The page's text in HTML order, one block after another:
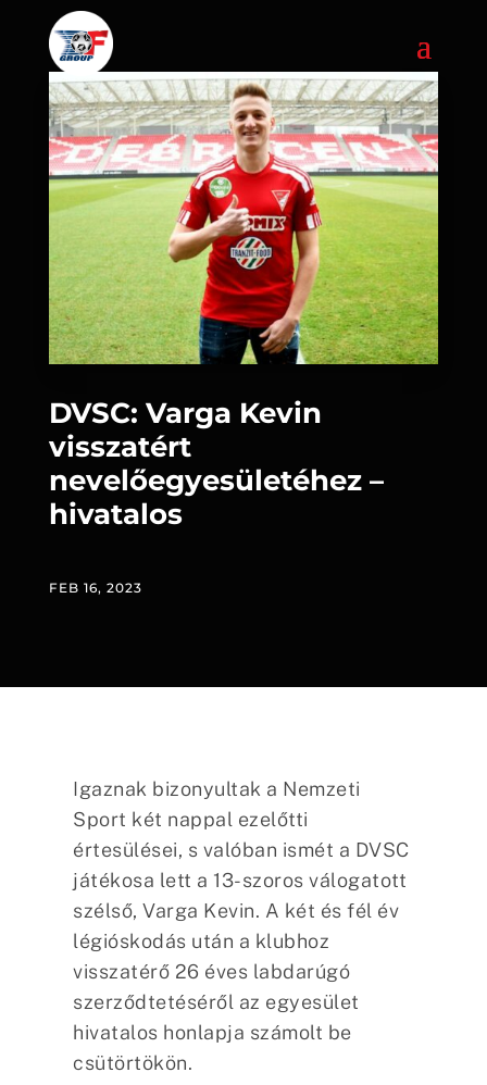
DVSC: Varga Kevin
visszatért
nevelőegyesületéhez –
hivatalos
FEB 16, 2023
Igaznak bizonyultak a Nemzeti
Sport két nappal ezelőtti
értesülései, s valóban ismét a DVSC
játékosa lett a 13-szoros válogatott
szélső, Varga Kevin. A két és fél év
légióskodás után a klubhoz
visszatérő 26 éves labdarúgó
szerződtetéséről az egyesület
hivatalos honlapja számolt be
csütörtökön.